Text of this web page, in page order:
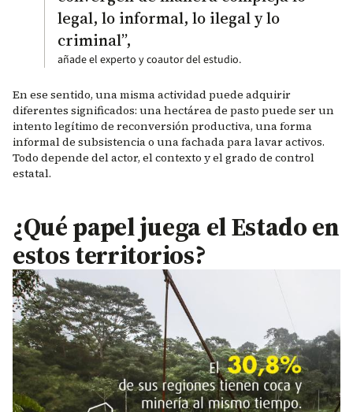
legal, lo informal, lo ilegal y lo
criminal”,
añade el experto y coautor del estudio.
En ese sentido, una misma actividad puede adquirir
diferentes significados: una hectárea de pasto puede ser un
intento legítimo de reconversión productiva, una forma
informal de subsistencia o una fachada para lavar activos.
Todo depende del actor, el contexto y el grado de control
estatal.
¿Qué papel juega el Estado en
estos territorios?